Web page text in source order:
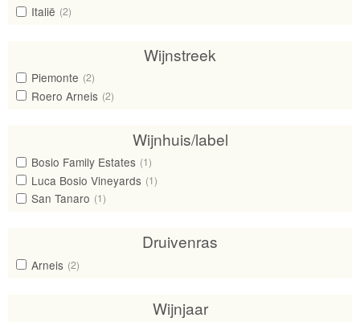
Italië (2)
Wijnstreek
Piemonte (2)
Roero Arneis (2)
Wijnhuis/label
Bosio Family Estates (1)
Luca Bosio Vineyards (1)
San Tanaro (1)
Druivenras
Arneis (2)
Wijnjaar